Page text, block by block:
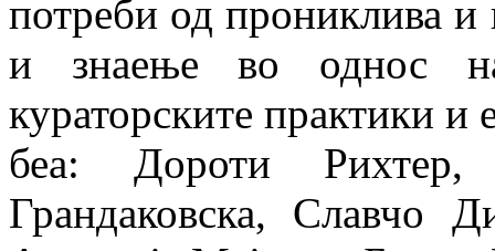
потреби од прониклива и
и знаење во однос на
кураторските практики и
беа: Дороти Рихтер,
Грандаковска, Славчо